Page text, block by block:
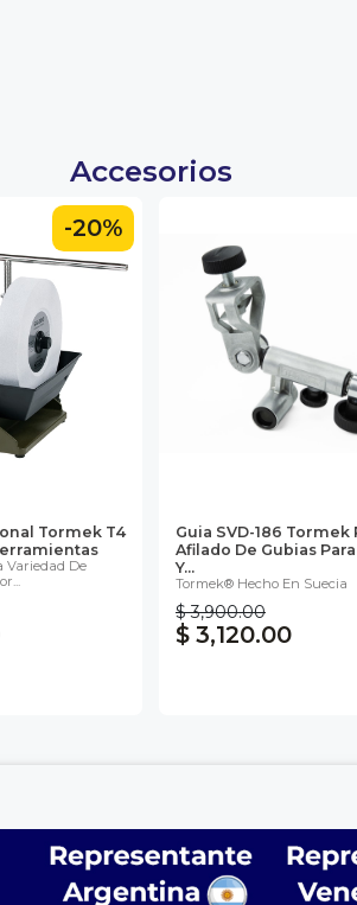
Accesorios
-20%
Tormek T4
Variedad De
Guia SVD-186 Tormek
Afilado De Gubias
Y...
Tormek® Hecho En Suecia
$ 3,900.00
$ 3,120.00